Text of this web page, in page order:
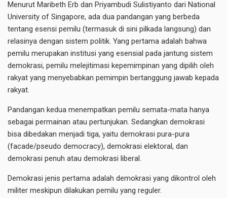
Menurut Maribeth Erb dan Priyambudi Sulistiyanto dari National
University of Singapore, ada dua pandangan yang berbeda
tentang esensi pemilu (termasuk di sini pilkada langsung) dan
relasinya dengan sistem politik. Yang pertama adalah bahwa
pemilu merupakan institusi yang esensial pada jantung sistem
demokrasi, pemilu melejitimasi kepemimpinan yang dipilih oleh
rakyat yang menyebabkan pemimpin bertanggung jawab kepada
rakyat.
Pandangan kedua menempatkan pemilu semata-mata hanya
sebagai permainan atau pertunjukan. Sedangkan demokrasi
bisa dibedakan menjadi tiga, yaitu demokrasi pura-pura
(facade/pseudo democracy), demokrasi elektoral, dan
demokrasi penuh atau demokrasi liberal.
Demokrasi jenis pertama adalah demokrasi yang dikontrol oleh
militer meskipun dilakukan pemilu yang reguler.